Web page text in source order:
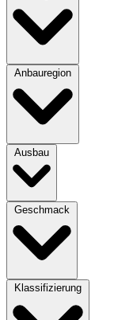
Anbauregion
Ausbau
Geschmack
Klassifizierung